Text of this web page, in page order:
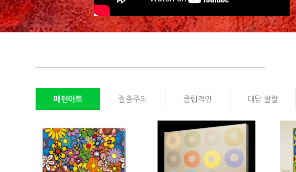
패턴아트 절충주의 중립적인 대담 발랄